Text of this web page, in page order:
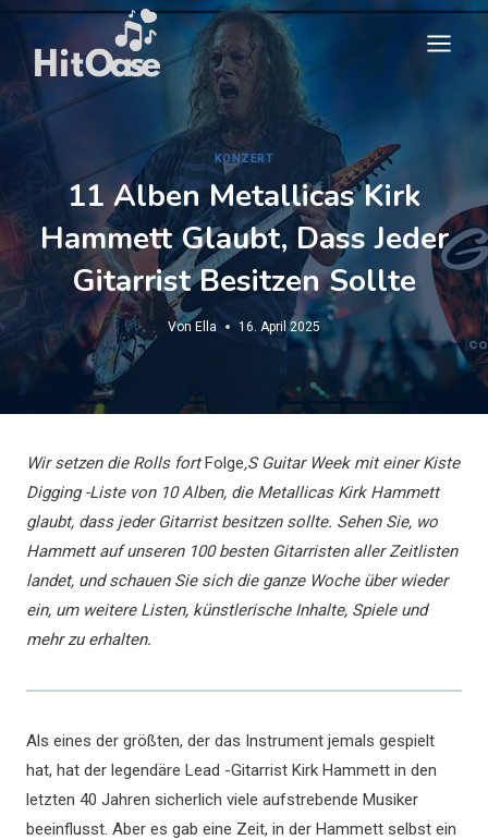
Zum
springen
KONZERT
11 Alben Metallicas Kirk
Hammett Glaubt, Dass Jeder
Gitarrist Besitzen Sollte
Von Ella 16. April 2025
Wir setzen die Rolls fortFolge‚S Guitar Week mit einer Kiste
Digging -Liste von 10 Alben, die Metallicas Kirk Hammett
glaubt, dass jeder Gitarrist besitzen sollte. Sehen Sie, wo
Hammett auf unseren 100 besten Gitarristen aller Zeitlisten
landet, und schauen Sie sich die ganze Woche über wieder
ein, um weitere Listen, künstlerische Inhalte, Spiele und
mehr zu erhalten.
Als eines der größten, der das Instrument jemals gespielt
hat, hat der legendäre Lead -Gitarrist Kirk Hammett in den
letzten 40 Jahren sicherlich viele aufstrebende Musiker
beeinflusst. Aber es gab eine Zeit, in der Hammett selbst ein